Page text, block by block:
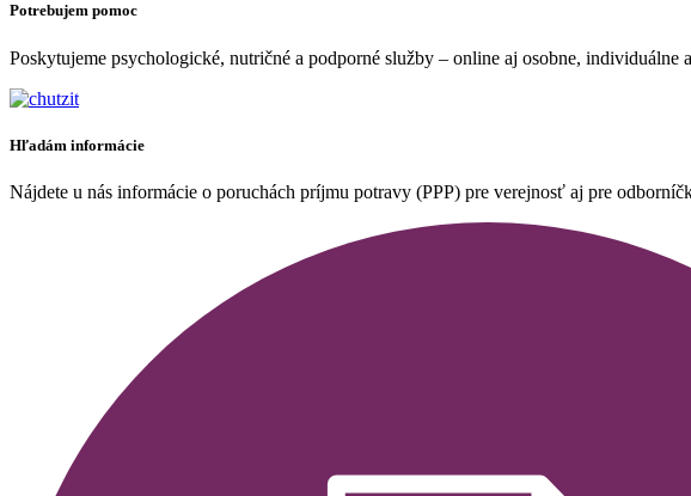
Potrebujem pomoc
Poskytujeme psychologické, nutričné a podporné služby – online aj osobne,
Hľadám informácie
Nájdete u nás informácie o poruchách príjmu potravy (PPP) pre verejnosť aj pre